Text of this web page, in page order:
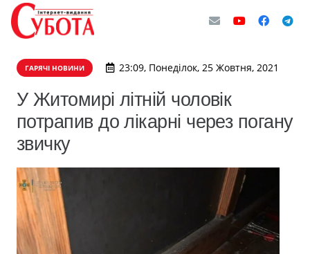
ГАРЯЧІ НОВИНИ 23:09, Понеділок, 25 Жовтня, 2021
У Житомирі літній чоловік
потрапив до лікарні через погану
звичку